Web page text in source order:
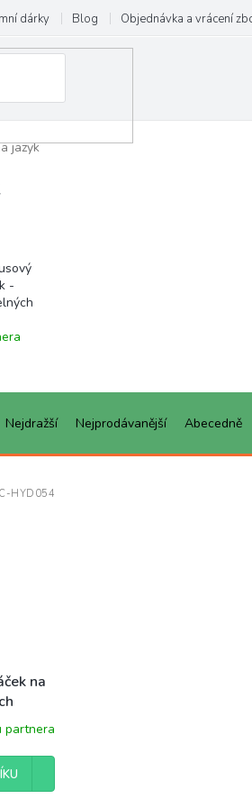
dárky Blog Objednávka a vrácení
jazyk
-
Nejdražší Nejprodávanější Abecedně
na
partnera
HYD054